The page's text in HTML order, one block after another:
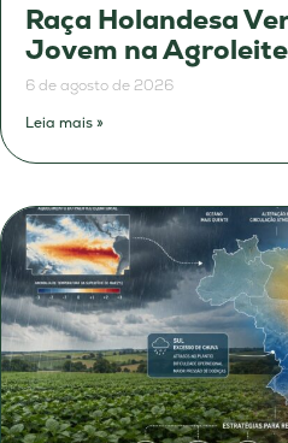
Raça Holandesa
Jovem na Agroleite
6 de agosto de 2026
Leia mais »